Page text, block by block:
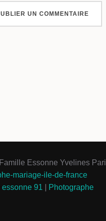
Essonne Yvelines
mariage-ile-de-france
91
Photographe